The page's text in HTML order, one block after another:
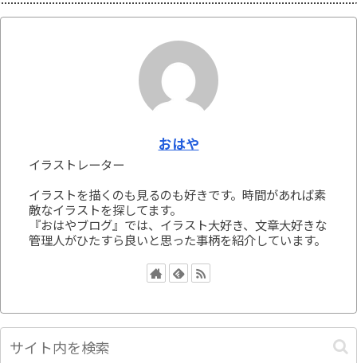
おはや
イラストレーター
イラストを描くのも見るのも好きです。時間があれば素
敵なイラストを探してます。
『おはやブログ』では、イラスト大好き、文章大好きな
管理人がひたすら良いと思った事柄を紹介しています。